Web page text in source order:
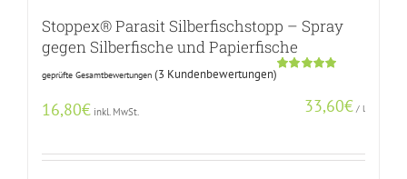
Stoppex® Parasit Silberfischstopp – Spray
gegen Silberfische und Papierfische
von 5,
basierend
geprüfte Gesamtbewertungen (3 Kundenbewertungen)
16,80€ inkl. MwSt. 33,60€ / l